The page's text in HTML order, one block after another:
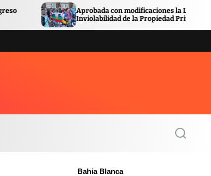
Aprobada con modificaciones la Ley de
Inviolabilidad de la Propiedad Privada
S
Bahia Blanca